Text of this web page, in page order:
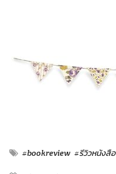
#bookreview #รีวิวหนังสือ